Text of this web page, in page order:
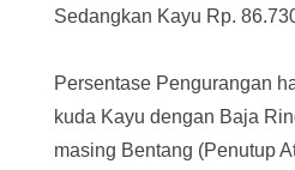
Sedangkan Kayu Rp.
Persentase Pengurangan
kuda Kayu dengan Baja
masing Bentang (Penutup